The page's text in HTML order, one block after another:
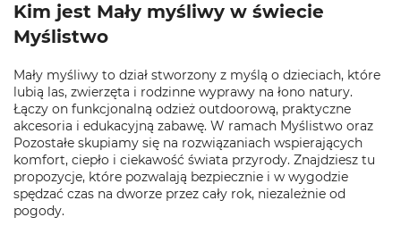
Kim jest Mały myśliwy w świecie
Myślistwo
Mały myśliwy to dział stworzony z myślą o dzieciach, które
lubią las, zwierzęta i rodzinne wyprawy na łono natury.
Łączy on funkcjonalną odzież outdoorową, praktyczne
akcesoria i edukacyjną zabawę. W ramach Myślistwo oraz
Pozostałe skupiamy się na rozwiązaniach wspierających
komfort, ciepło i ciekawość świata przyrody. Znajdziesz tu
propozycje, które pozwalają bezpiecznie i w wygodzie
spędzać czas na dworze przez cały rok, niezależnie od
pogody.